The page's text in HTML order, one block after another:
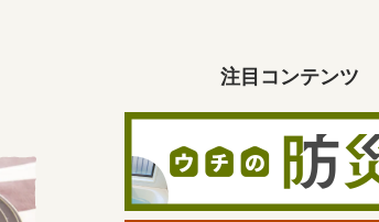
注目コンテンツ